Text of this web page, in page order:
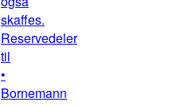
skaffes.
Reservedeler
til
•
Bornemann